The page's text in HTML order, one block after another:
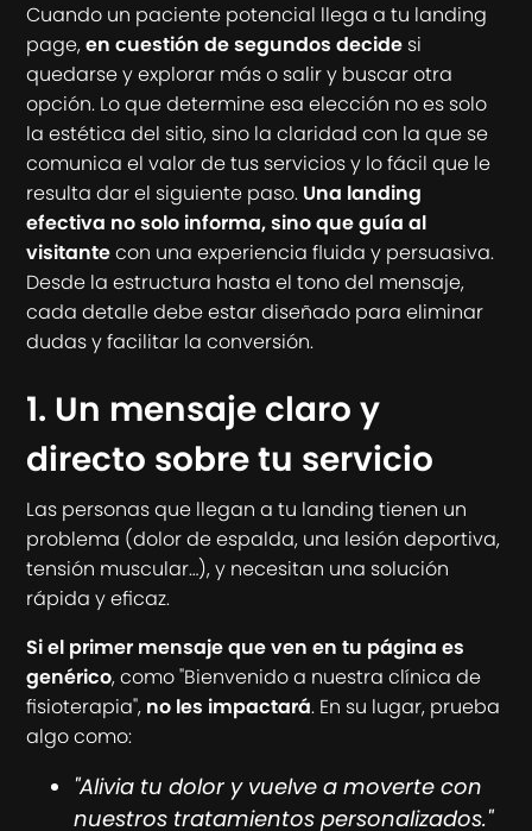
Cuando un paciente potencial llega a tu landing
page,en cuestión de segundos decide si
quedarse y explorar más o salir y buscar otra
opción. Lo que determine esa elección no es solo
la estética del sitio, sino la claridad con la que se
comunica el valor de tus servicios y lo fácil que le
resulta dar el siguiente paso. Una landing
efectiva no solo informa, sino que guía al
visitantecon una experiencia fluida y persuasiva.
Desde la estructura hasta el tono del mensaje,
cada detalle debe estar diseñado para eliminar
dudas y facilitar la conversión.
1. Un mensaje claro y
directo sobre tu servicio
Las personas que llegan a tu landing tienen un
problema (dolor de espalda, una lesión deportiva,
tensión muscular…), y necesitan una solución
rápida y eficaz.
Si el primer mensaje que ven en tu página es
genérico, como "Bienvenido a nuestra clínica de
fisioterapia", no les impactará. En su lugar, prueba
algo como:
"Alivia tu dolor y vuelve a moverte con
nuestros tratamientos personalizados."